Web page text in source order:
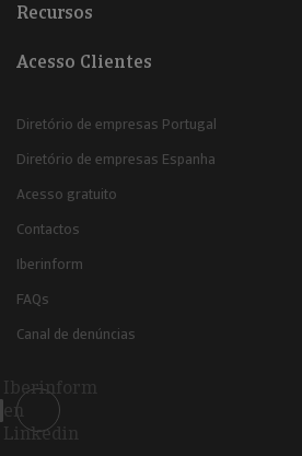
Recursos
Acesso Clientes
Diretório de empresas Portugal
Diretório de empresas Espanha
Acesso gratuito
Contactos
Iberinform
FAQs
Canal de denúncias
Iberinform
en
Linkedin